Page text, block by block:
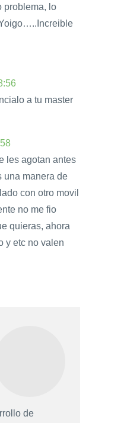
problema, lo
a tu master
les agotan antes
una manera de
con otro movil
no me fio
quieras, ahora
y etc no valen
de